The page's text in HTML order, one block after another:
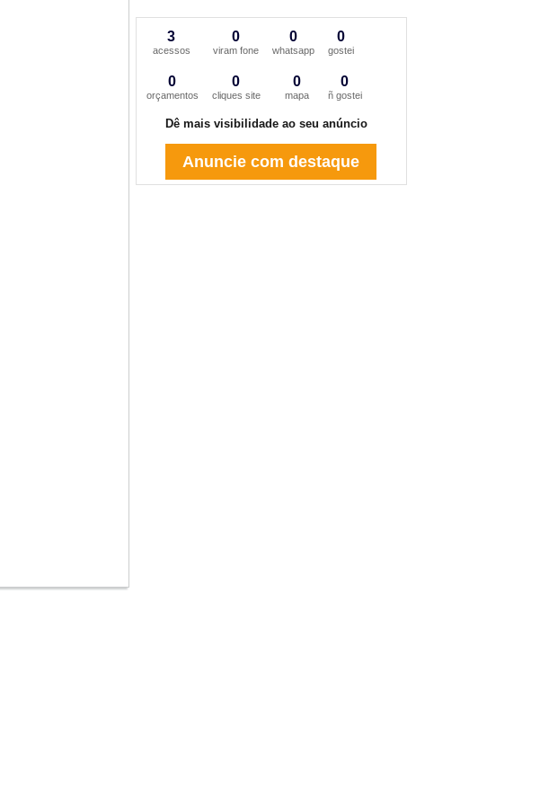
3
acessos
0
viram fone
0
whatsapp
0
gostei
0
orçamentos
0
cliques site
0
mapa
0
ñ gostei
Dê mais visibilidade ao seu anúncio
Anuncie com destaque